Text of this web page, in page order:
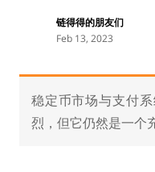
链得得的朋友们
Feb 13, 2023
稳定币市场与支付
烈，但它仍然是一个